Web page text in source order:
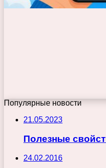
Популярные новости
21.05.2023
Полезные
24.02.2016